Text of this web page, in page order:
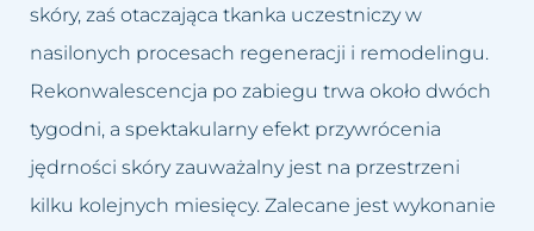
skóry, zaś otaczająca tkanka uczestniczy w
nasilonych procesach regeneracji i remodelingu.
Rekonwalescencja po zabiegu trwa około dwóch
tygodni, a spektakularny efekt przywrócenia
jędrności skóry zauważalny jest na przestrzeni
kilku kolejnych miesięcy. Zalecane jest wykonanie